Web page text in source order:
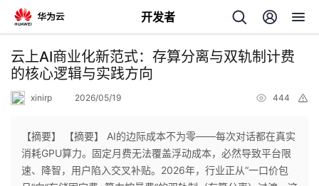
开发者
返
回
个
云上AI商业化新范式：存算分离与双轨制计费
的核心逻辑与实践方向
xinirp 2026/05/19 444
【摘要】 【摘要】 AI的边际成本不为零——每次对话都在真实
消耗GPU算力。固定月费无法覆盖浮动成本，必然导致平台限
速、降智，用户陷入交叉补贴。2026年，行业正从“一口价包